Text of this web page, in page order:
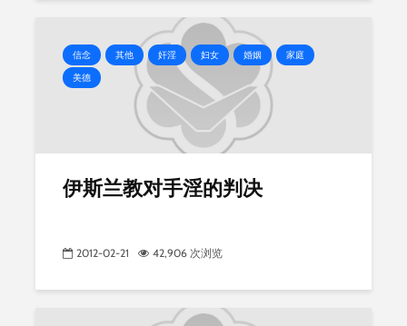
信念 其他 奸淫 妇女 婚姻
家庭
美德
伊斯兰教对手淫的判决
2012-02-21 42,906 次浏览